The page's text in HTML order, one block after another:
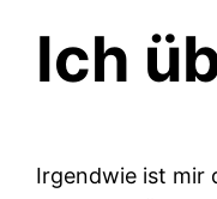
Ich
Irgendwie ist mir